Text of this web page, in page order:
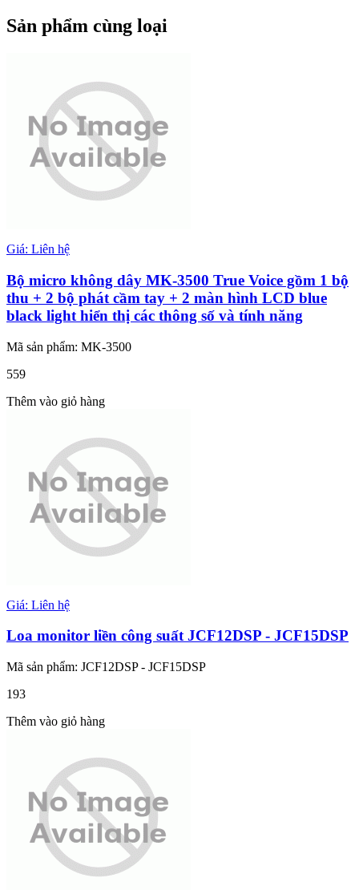
Sản phẩm cùng loại
Giá: Liên hệ
Bộ micro không dây MK-3500 True Voice gồm 1 bộ
thu + 2 bộ phát cầm tay + 2 màn hình LCD blue
black light hiển thị các thông số và tính năng
Mã sản phẩm: MK-3500
559
Thêm vào giỏ hàng
Giá: Liên hệ
Loa monitor liền công suất JCF12DSP - JCF15DSP
Mã sản phẩm: JCF12DSP - JCF15DSP
193
Thêm vào giỏ hàng